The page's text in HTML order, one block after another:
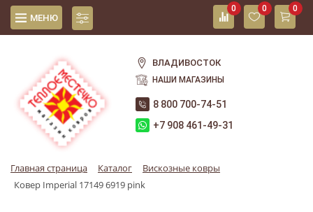
МЕНЮ
0 0 0
ВЛАДИВОСТОК
НАШИ МАГАЗИНЫ
8 800 700-74-51
+7 908 461-49-31
Главная страница Каталог
Вискозные ковры
Ковер Imperial 17149 6919 pink